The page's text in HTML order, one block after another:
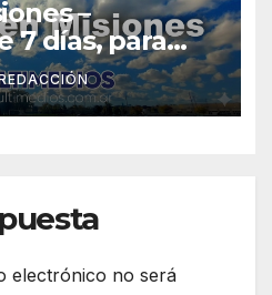
–
7 días, para
Sur y Norte
electrónico no será